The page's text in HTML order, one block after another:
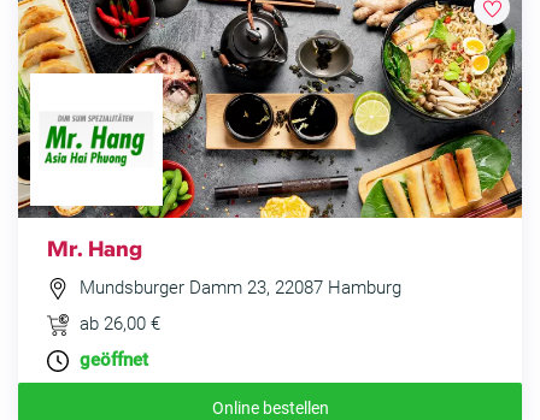
Mr. Hang
Mundsburger Damm 23, 22087 Hamburg
ab 26,00 €
geöffnet
Online bestellen